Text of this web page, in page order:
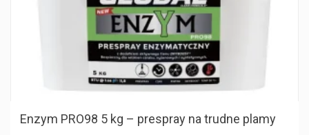
Enzym PRO98 5 kg – prespray na trudne plamy